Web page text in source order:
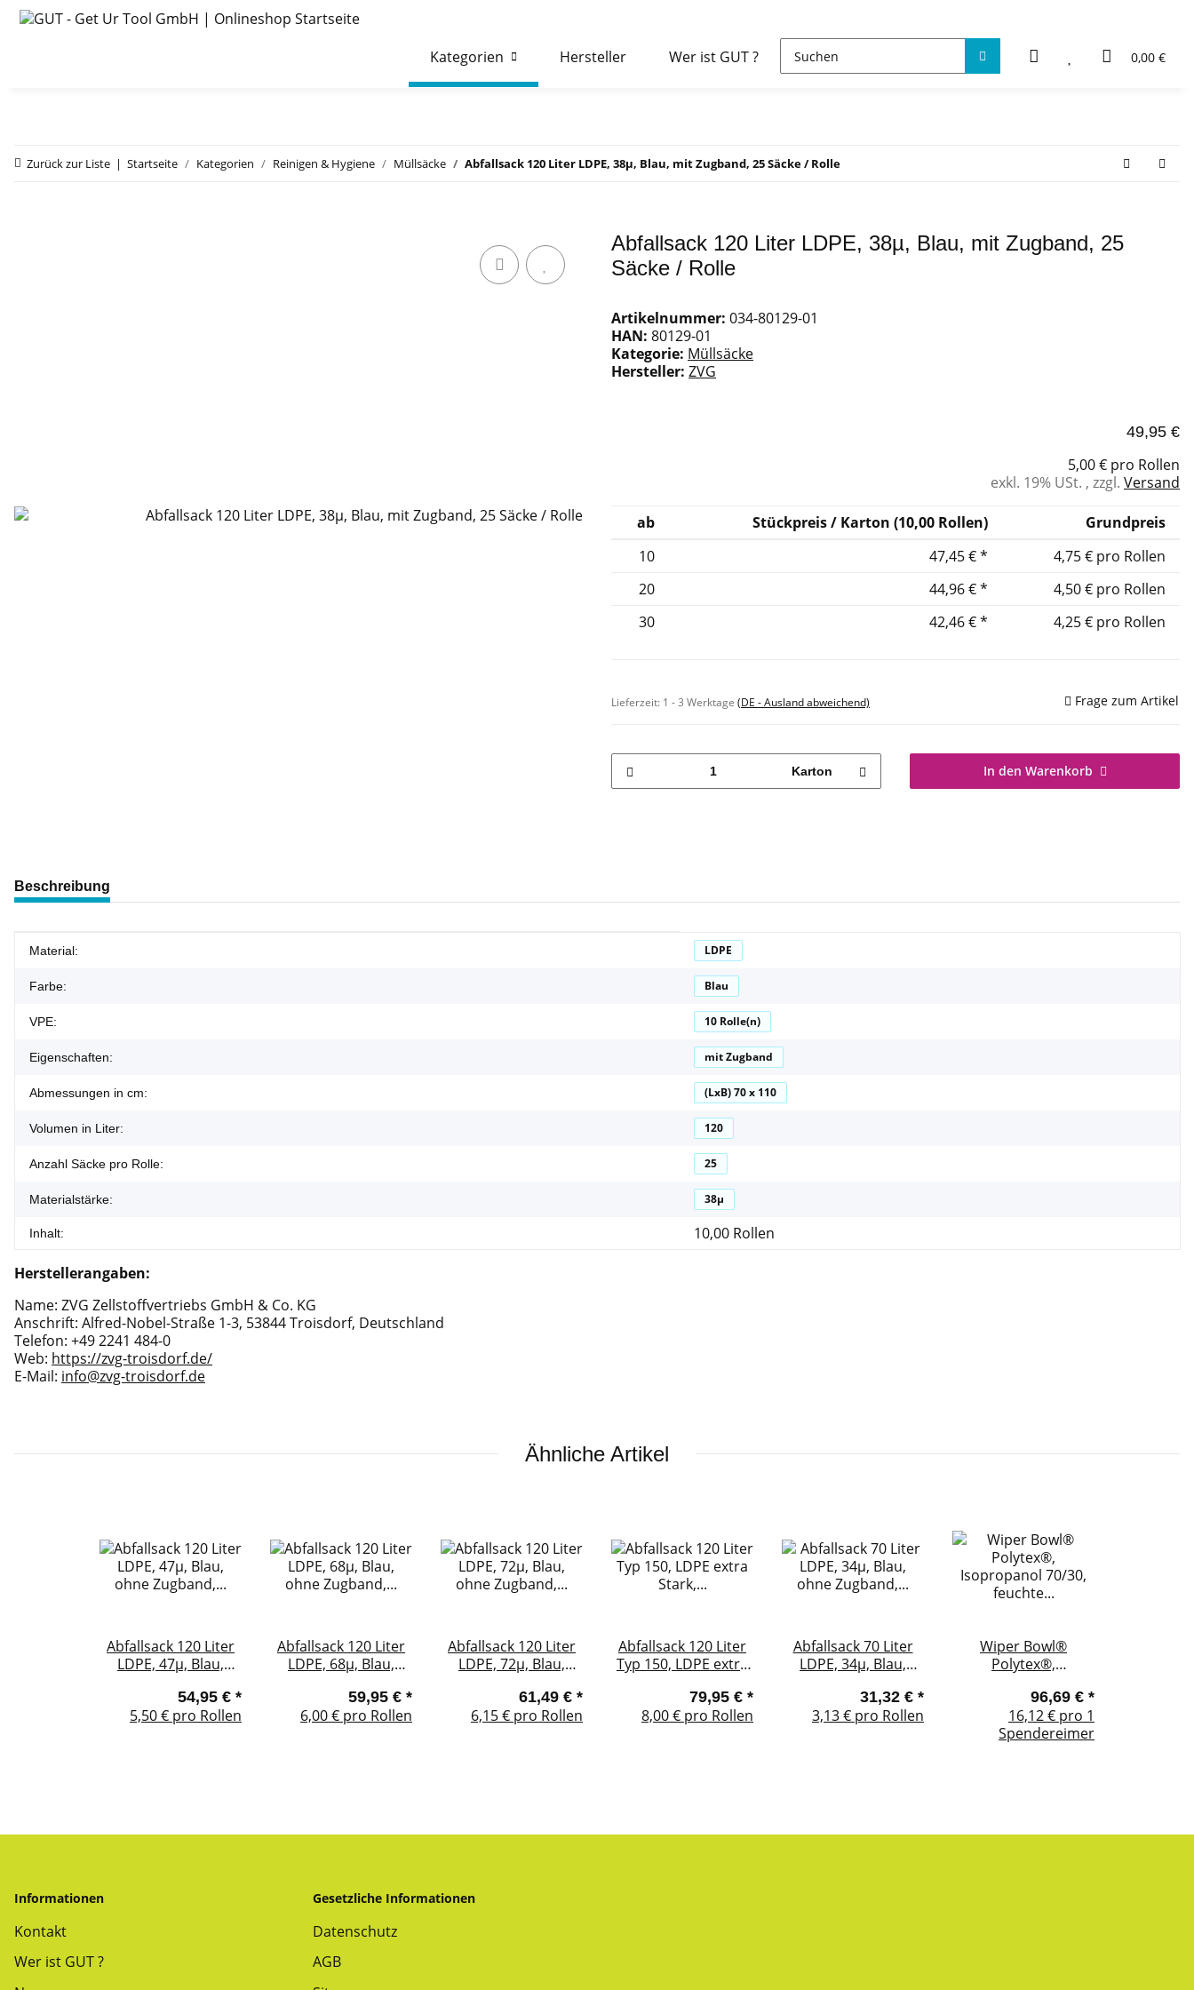
0,00 €
Kategorien Hersteller Wer ist GUT ?
Zurück zur Liste Startseite Kategorien Reinigen & Hygiene Müllsäcke Abfallsack 120 Liter LDPE, 38µ, Blau, mit Zugband, 25 Säcke / Rolle
Abfallsack 120 Liter LDPE, 38µ, Blau, mit Zugband, 25
Säcke / Rolle
Artikelnummer: 034-80129-01
HAN: 80129-01
Kategorie: Müllsäcke
Hersteller: ZVG
49,95 €
5,00 € pro Rollen
exkl. 19% USt. , zzgl. Versand
ab Stückpreis / Karton (10,00 Rollen)
Grundpreis
10
47,45 €*
4,75 € pro Rollen
20
44,96 €*
4,50 € pro Rollen
30
42,46 €* 4,25 € pro Rollen
Lieferzeit: 1 - 3 Werktage (DE - Ausland abweichend) Frage zum Artikel
Karton In den Warenkorb
weitere Registerkarten anzeigen
Beschreibung
Produkteigenschaft
Wert
Material: LDPE
Farbe: Blau
VPE: 10 Rolle(n)
Eigenschaften: mit Zugband
Abmessungen in cm: (LxB) 70 x 110
Volumen in Liter: 120
Anzahl Säcke pro Rolle: 25
Materialstärke: 38µ
Inhalt: 10,00 Rollen
Herstellerangaben:
Name: ZVG Zellstoffvertriebs GmbH & Co. KG
Anschrift: Alfred-Nobel-Straße 1-3, 53844 Troisdorf, Deutschland
Telefon: +49 2241 484-0
Web: https://zvg-troisdorf.de/
E-Mail: info@zvg-troisdorf.de
Ähnliche Artikel
Abfallsack 120 Liter
LDPE, 47µ, Blau,
Säcke / Rolle
54,95 € *
5,50 € pro Rollen
Abfallsack 120 Liter
LDPE, 68µ, Blau,
Säcke / Rolle
59,95 € *
6,00 € pro Rollen
Abfallsack 120 Liter
LDPE, 72µ, Blau,
Säcke / Rolle
61,49 € *
6,15 € pro Rollen
Abfallsack 120 Liter
Typ 150, LDPE extra
ohne Zugband, 15
Säcke / Rolle
79,95 € *
8,00 € pro Rollen
Abfallsack 70 Liter
LDPE, 34µ, Blau,
Säcke / Rolle
31,32 € *
3,13 € pro Rollen
Wiper Bowl®
Polytex®,
feuchte
Reinigungstücher, 72
Stk. / Spendereimer,
96,69 € *
16,12 € pro 1
Spendereimer
Informationen
Kontakt
Wer ist GUT ?
Gesetzliche Informationen
Datenschutz
AGB